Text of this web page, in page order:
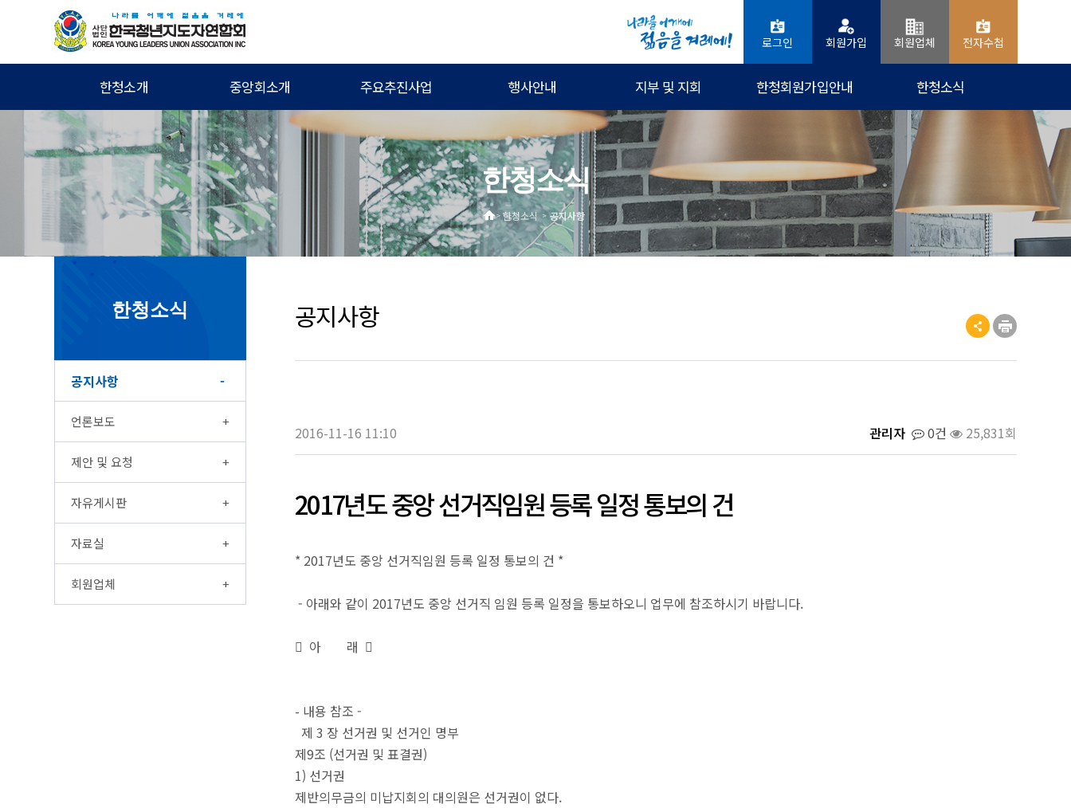
로그인 회원가입 회원업체 전자수첩
한청소개 중앙회소개 주요추진사업 행사안내 지부 및 지회 한청회원가입안내 한청소식
30대 회장
한청소식
>한청소식 > 공지사항
한청소식
공지사항
언론보도
제안 및 요청
자유게시판
자료실
회원업체
공지사항
2016-11-16 11:10 관리자 0건 25,831회
2017년도 중앙 선거직임원 등록 일정 통보의 건
* 2017년도 중앙 선거직임원 등록 일정 통보의 건 *
- 아래와 같이 2017년도 중앙 선거직 임원 등록 일정을 통보하오니 업무에 참조하시기 바랍니다.
󰁸 아 래 󰁸
- 내용 참조 -
제 3 장 선거권 및 선거인 명부
제9조 (선거권 및 표결권)
1) 선거권
제반의무금의 미납지회의 대의원은 선거권이 없다.